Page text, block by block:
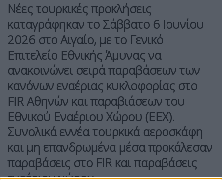
Νέες τουρκικές προκλήσεις
καταγράφηκαν το Σάββατο 6 Ιουνίου
2026 στο Αιγαίο, με το Γενικό
Επιτελείο Εθνικής Άμυνας να
ανακοινώνει σειρά παραβάσεων των
κανόνων εναέριας κυκλοφορίας στο
FIR Αθηνών και παραβιάσεων του
Εθνικού Εναέριου Χώρου (ΕΕΧ).
Συνολικά εννέα τουρκικά αεροσκάφη
και μη επανδρωμένα μέσα προκάλεσαν
παραβάσεις στο FIR και παραβάσεις
εναέριου χώρου.